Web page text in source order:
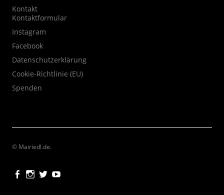
Kontakt
Kontaktformular
Instagram
Facebook
Datenschutzerklärung
Cookie-Richtlinie (EU)
Spenden
© Mairiedl.de